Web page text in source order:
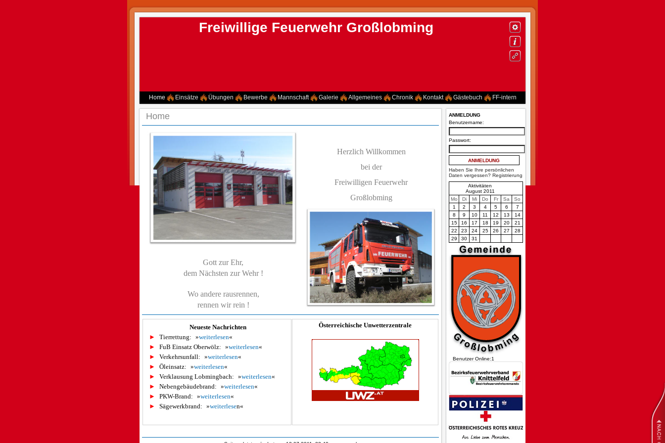
Freiwillige Feuerwehr Großlobming
Home Einsätze Übungen Bewerbe Mannschaft Galerie Allgemeines Chronik Kontakt Gästebuch FF-intern
Home
Herzlich Willkommen
bei der
Freiwilligen Feuerwehr
Großlobming
Gott zur Ehr,
dem Nächsten zur Wehr !
Wo andere rausrennen,
rennen wir rein !
Neueste Nachrichten
►
Tierrettung: »weiterlesen«
►
FuB Einsatz Oberwölz: »weiterlesen«
►
Verkehrsunfall: »weiterlesen«
►
Öleinsatz: »weiterlesen«
►
Verklausung Lobmingbach: »weiterlesen«
►
Nebengebäudebrand: »weiterlesen«
►
PKW-Brand: »weiterlesen«
►
Sägewerkbrand: »weiterlesen«
Österreichische Unwetterzentrale
ANMELDUNG
Benutzername:
Passwort:
Haben Sie Ihre persönlichen
Daten vergessen? Registrierung
Aktivitäten
August 2011
Mo
Di Mi Do Fr Sa
So
1
2 3 4 5 6
7
8
9 10 11 12 13
14
15
16 17 18 19 20
21
22
23 24 25 26 27
28
29
30 31
Benutzer Online:1